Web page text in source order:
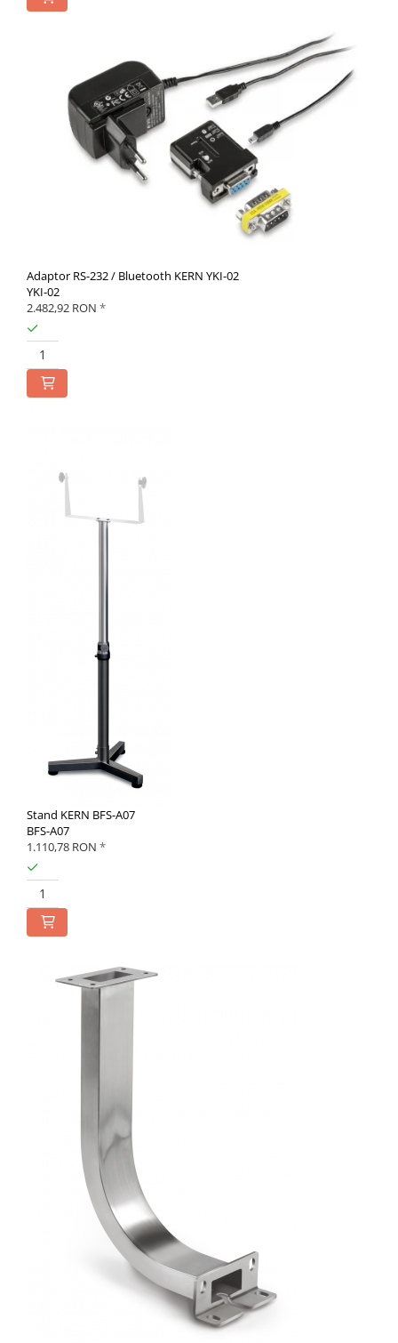
Adaptor RS-232 / Bluetooth KERN YKI-02
YKI-02
2.482,92 RON *
Stand KERN BFS-A07
BFS-A07
1.110,78 RON *